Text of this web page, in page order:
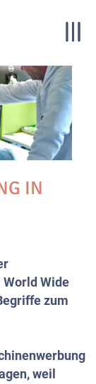
IN
Wide
zum
weil